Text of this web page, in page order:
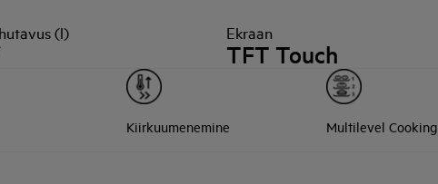
(l) Ekraan
TFT Touch
Kiirkuumenemine Multilevel Cooking